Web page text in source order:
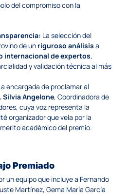
del compromiso con la
La selección del
de un riguroso análisis a
internacional de expertos,
y validación técnica al más
encargada de proclamar al
Silvia Angelone, Coordinadora de
cuya voz representa la
organizador que vela por la
académico del premio.
Premiado
un equipo que incluye a Fernando
Martínez, Gema María García